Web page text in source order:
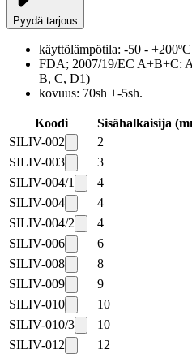
Pyydä tarjous
käyttölämpötila: -50 - +200ºC
FDA; 2007/19/EC A+B+C:
B, C, D1)
kovuus: 70sh +-5sh.
Koodi Sisähalkaisija
SILIV-002
2
SILIV-003
3
SILIV-004/1
4
SILIV-004
4
SILIV-004/2
4
SILIV-006
6
SILIV-008
8
SILIV-009
9
SILIV-010
10
SILIV-010/3
10
SILIV-012
12